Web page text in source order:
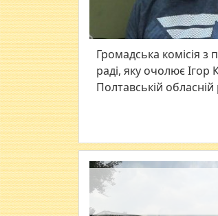
Громадська комісія з
раді, яку очолює Ігор
Полтавській обласній